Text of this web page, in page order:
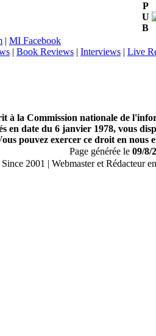
P
U
B
| MI Facebook
| Book Reviews | Interviews | Live
à la Commission nationale de
en date du 6 janvier 1978, vous
pouvez exercer ce droit en
Page générée le 09/8/
2001 | Webmaster et Rédacteur